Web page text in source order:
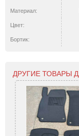
Материал:
Цвет:
Бортик:
ДРУГИЕ ТОВАРЫ